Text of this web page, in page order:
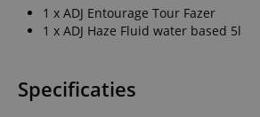
1 x ADJ Entourage Tour Fazer
1 x ADJ Haze Fluid water based 5l
Specificaties